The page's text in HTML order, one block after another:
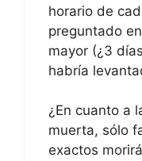
horario de
preguntado
mayor (¿3
habría
¿En cuanto a
muerta, sólo
exactos